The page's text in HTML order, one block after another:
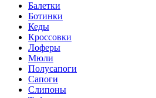
Балетки
Ботинки
Кеды
Кроссовки
Лоферы
Мюли
Полусапоги
Сапоги
Слипоны